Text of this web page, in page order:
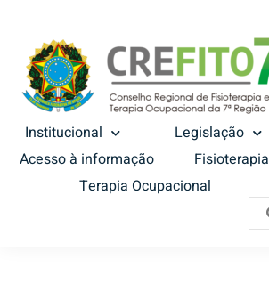
Institucional
Legislação
Acesso à informação
Fisioterapia
Terapia Ocupacional